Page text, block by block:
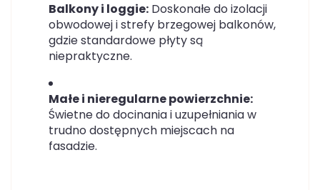
Balkony i loggie: Doskonałe do izolacji
obwodowej i strefy brzegowej balkonów,
gdzie standardowe płyty są
niepraktyczne.
Małe i nieregularne powierzchnie:
Świetne do docinania i uzupełniania w
trudno dostępnych miejscach na
fasadzie.